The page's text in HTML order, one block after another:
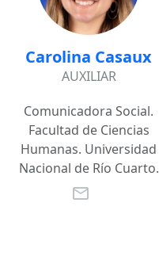
Carolina Casaux
AUXILIAR
Comunicadora Social.
Facultad de Ciencias
Humanas. Universidad
Nacional de Río Cuarto.
mail_outline